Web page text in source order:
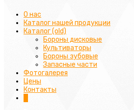
О нас
Каталог нашей продукции
Каталог (old)
Бороны дисковые
Культиваторы
Бороны зубовые
Запасные части
Фотогалерея
Цены
Контакты